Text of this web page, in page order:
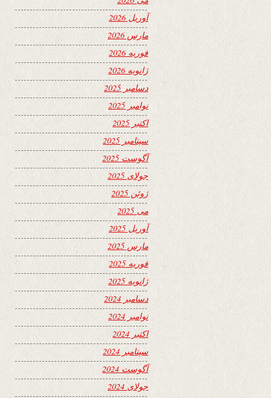
آوریل 2026
مارس 2026
فوریه 2026
ژانویه 2026
دسامبر 2025
نوامبر 2025
اکتبر 2025
سپتامبر 2025
آگوست 2025
جولای 2025
ژوئن 2025
می 2025
آوریل 2025
مارس 2025
فوریه 2025
ژانویه 2025
دسامبر 2024
نوامبر 2024
اکتبر 2024
سپتامبر 2024
آگوست 2024
جولای 2024